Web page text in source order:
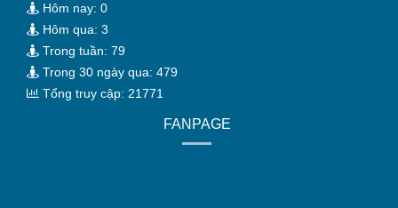
Hôm nay: 0
Hôm qua: 3
Trong tuần: 79
Trong 30 ngày qua: 479
Tổng truy cập: 21771
FANPAGE